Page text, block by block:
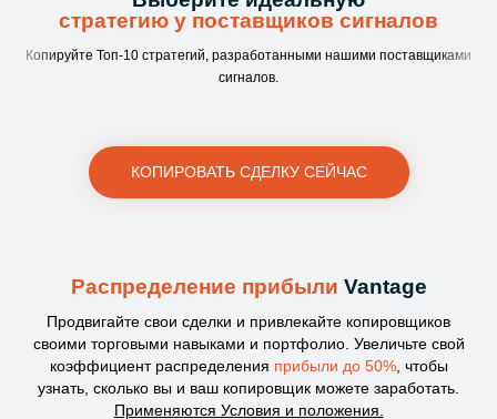
стратегию у поставщиков сигналов
Копируйте Топ-10 стратегий, разработанными нашими поставщиками
сигналов.
КОПИРОВАТЬ СДЕЛКУ СЕЙЧАС
Распределение прибыли Vantage
Продвигайте свои сделки и привлекайте копировщиков
своими торговыми навыками и портфолио. Увеличьте свой
коэффициент распределения прибыли до 50%, чтобы
узнать, сколько вы и ваш копировщик можете заработать.
Применяются Условия и положения.